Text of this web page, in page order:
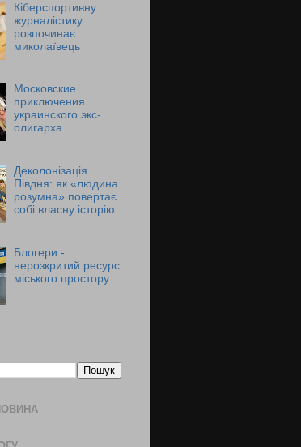
Кіберспортивну
журналістику
розпочинає
миколаївець
Московские
приключения
украинского экс-
олигарха
Деколонізація
Півдня: як «людина
розумна» повертає
собі власну історію
Блогери -
нерозкритий ресурс
міського простору